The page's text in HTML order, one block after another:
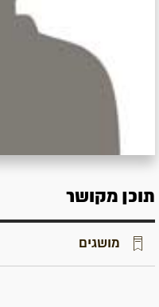
תוכן מקושר
מושגים